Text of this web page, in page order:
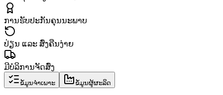
ການຮັບປະກັນຄຸນນະພາບ
ປ່ຽນ ແລະ ສົ່ງຄືນງ່າຍ
ມີບໍລິການຈັດສົ່ງ
ຂໍ້ມູນຈຳເພາະ ຂໍ້ມູນຜູ້ຜະລິດ